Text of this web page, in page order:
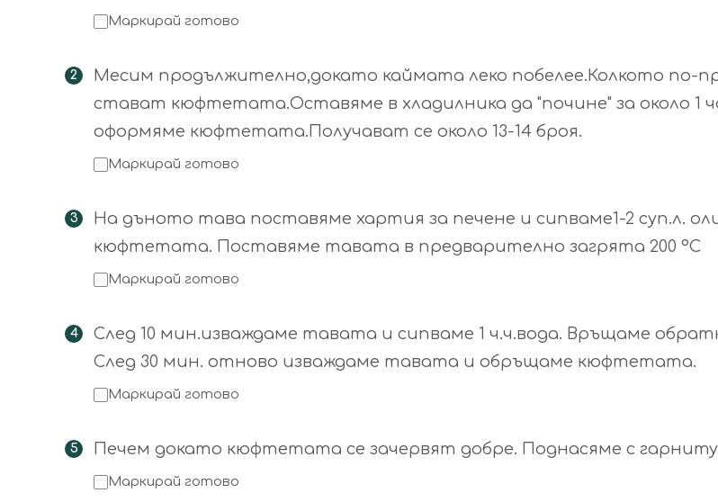
Маркирай готово
Месим продължително,докато каймата леко побелее.Колкото по-
стават кюфтетата.Оставяме в хладилника да "почине" за около 1
оформяме кюфтетата.Получават се около 13-14 броя.
Маркирай готово
На дъното тава поставяме хартия за печене и сипваме1-2 суп.л.
кюфтетата. Поставяме тавата в предварително загрята 200 °C
Маркирай готово
След 10 мин.изваждаме тавата и сипваме 1 ч.ч.вода. Връщаме
След 30 мин. отново изваждаме тавата и обръщаме кюфтетата.
Маркирай готово
Печем докато кюфтетата се зачервят добре. Поднасяме с
Маркирай готово